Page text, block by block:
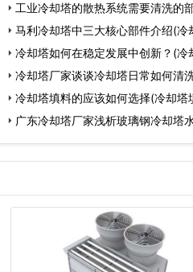
工业冷却塔的散热系统需要清洗的
马利冷却塔中三大核心部件介绍(
冷却塔如何在稳定发展中创新？(
冷却塔厂家谈谈冷却塔日常如何清
冷却塔填料的应该如何选择(冷却
广东冷却塔厂家浅析玻璃钢冷却塔